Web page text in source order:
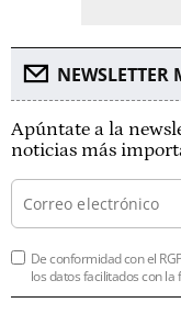
NEWSLETTER
Apúntate a la
noticias más
De conformidad con el
los datos facilitados con